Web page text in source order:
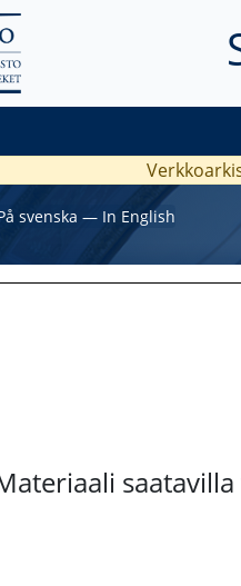
svenska ― In English